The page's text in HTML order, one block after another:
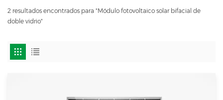
2 resultados encontrados para "Módulo fotovoltaico solar bifacial de
doble vidrio"